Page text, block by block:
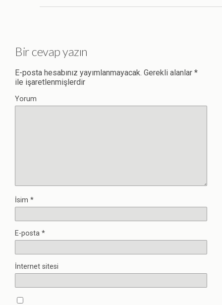
Bir cevap yazın
E-posta hesabınız yayımlanmayacak. Gerekli alanlar *
ile işaretlenmişlerdir
Yorum
İsim *
E-posta *
İnternet sitesi